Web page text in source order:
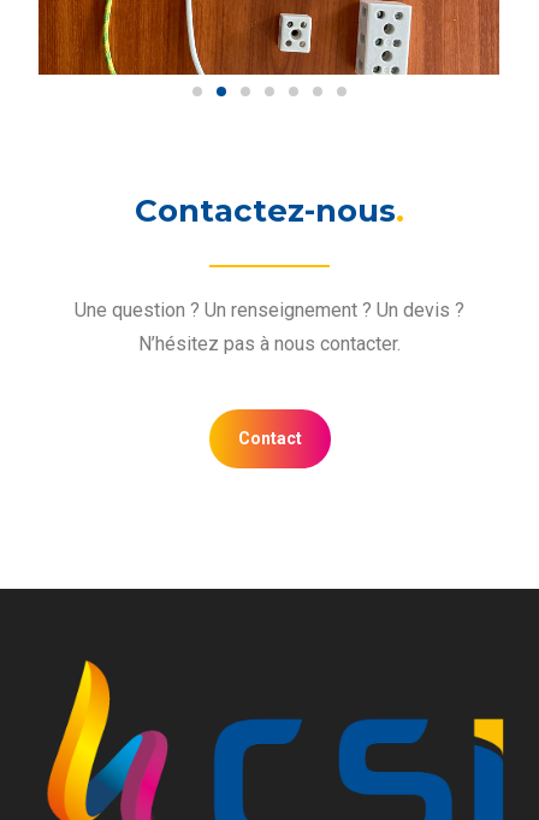
Contactez-nous.
Une question ? Un renseignement ? Un devis ?
N’hésitez pas à nous contacter.
Contact